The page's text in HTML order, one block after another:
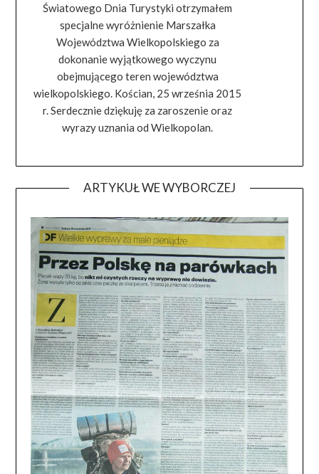
Światowego Dnia Turystyki otrzymałem
specjalne wyróżnienie Marszałka
Województwa Wielkopolskiego za
dokonanie wyjątkowego wyczynu
obejmującego teren województwa
wielkopolskiego. Kościan, 25 września 2015
r. Serdecznie dziękuję za zaroszenie oraz
wyrazy uznania od Wielkopolan.
ARTYKUŁ WE WYBORCZEJ